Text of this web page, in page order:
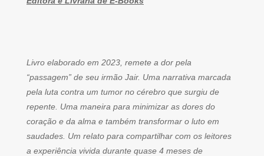
Livro elaborado em 2023, remete a dor pela
“passagem” de seu irmão Jair. Uma narrativa marcada
pela luta contra um tumor no cérebro que surgiu de
repente. Uma maneira para minimizar as dores do
coração e da alma e também transformar o luto em
saudades. Um relato para compartilhar com os leitores
a experiência vivida durante quase 4 meses de